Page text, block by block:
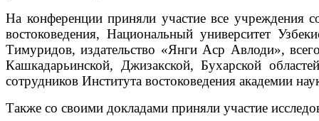
На конференции приняли участие все учреждения
востоковедения, Национальный университет
Тимуридов, издательство «Янги Аср Авлоди»,
Кашкадарьинской, Джизакской, Бухарской
сотрудников Института востоковедения академии
Также со своими докладами приняли участие